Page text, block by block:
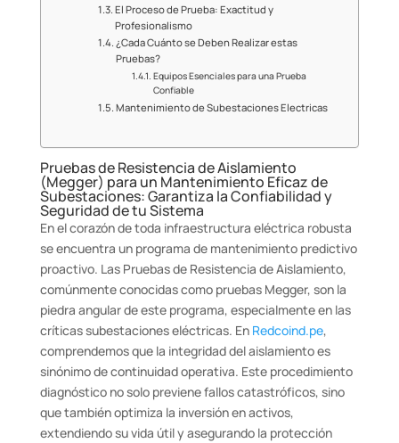
El Proceso de Prueba: Exactitud y
Profesionalismo
¿Cada Cuánto se Deben Realizar estas
Pruebas?
Equipos Esenciales para una Prueba
Confiable
Mantenimiento de Subestaciones Electricas
Pruebas de Resistencia de Aislamiento
(Megger) para un Mantenimiento Eficaz de
Subestaciones: Garantiza la Confiabilidad y
Seguridad de tu Sistema
En el corazón de toda infraestructura eléctrica robusta
se encuentra un programa de mantenimiento predictivo
proactivo. Las Pruebas de Resistencia de Aislamiento,
comúnmente conocidas como pruebas Megger, son la
piedra angular de este programa, especialmente en las
críticas subestaciones eléctricas. En Redcoind.pe,
comprendemos que la integridad del aislamiento es
sinónimo de continuidad operativa. Este procedimiento
diagnóstico no solo previene fallos catastróficos, sino
que también optimiza la inversión en activos,
extendiendo su vida útil y asegurando la protección